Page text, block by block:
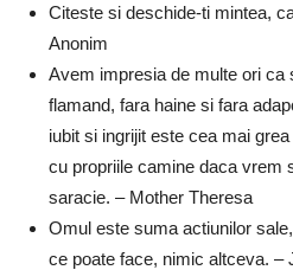
Citeste si deschide-ti mintea,
Anonim
Avem impresia de multe ori ca
flamand, fara haine si fara
iubit si ingrijit este cea mai
cu propriile camine daca vrem
saracie. – Mother Theresa
Omul este suma actiunilor
ce poate face, nimic altceva. –